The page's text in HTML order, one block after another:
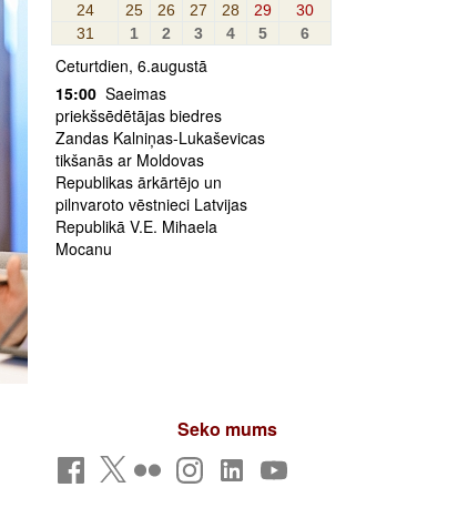
24
25 26 27 28 29
30
31
1 2 3 4 5 6
Ceturtdien, 6.augustā
15:00 Saeimas
priekšsēdētājas biedres
Zandas Kalniņas-Lukaševicas
tikšanās ar Moldovas
Republikas ārkārtējo un
pilnvaroto vēstnieci Latvijas
Republikā V.E. Mihaela
Mocanu
Seko mums